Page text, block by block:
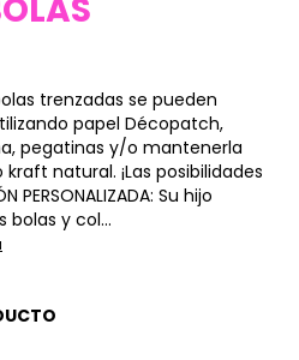
trenzadas se pueden
papel Décopatch,
pegatinas y/o mantenerla
natural. ¡Las posibilidades
PERSONALIZADA: Su hijo
bolas y col...